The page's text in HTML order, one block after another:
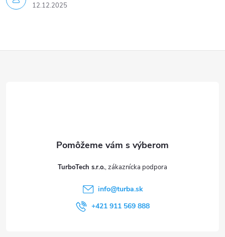
12.12.2025
TurboTech s.r.o.
info@turba.sk
+421 911 569 888